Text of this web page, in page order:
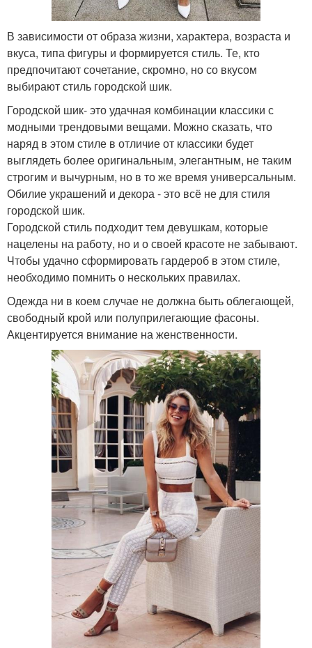
В зависимости от образа жизни, характера, возраста и
вкуса, типа фигуры и формируется стиль. Те, кто
предпочитают сочетание, скромно, но со вкусом
выбирают стиль городской шик.
Городской шик- это удачная комбинации классики с
модными трендовыми вещами. Можно сказать, что
наряд в этом стиле в отличие от классики будет
выглядеть более оригинальным, элегантным, не таким
строгим и вычурным, но в то же время универсальным.
Обилие украшений и декора - это всё не для стиля
городской шик.
Городской стиль подходит тем девушкам, которые
нацелены на работу, но и о своей красоте не забывают.
Чтобы удачно сформировать гардероб в этом стиле,
необходимо помнить о нескольких правилах.
Одежда ни в коем случае не должна быть облегающей,
свободный крой или полуприлегающие фасоны.
Акцентируется внимание на женственности.